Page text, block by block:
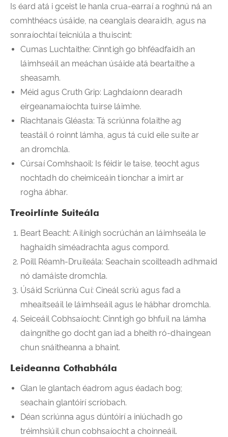
Is éard atá i gceist le hanla crua-earraí a roghnú ná an
comhthéacs úsáide, na ceanglais dearaidh, agus na
sonraíochtaí teicniúla a thuiscint:
Cumas Luchtaithe: Cinntigh go bhféadfaidh an
láimhseáil an meáchan úsáide atá beartaithe a
sheasamh.
Méid agus Cruth Grip: Laghdaíonn dearadh
eirgeanamaíochta tuirse láimhe.
Riachtanais Gléasta: Tá scriúnna folaithe ag
teastáil ó roinnt lámha, agus tá cuid eile suite ar
an dromchla.
Cúrsaí Comhshaoil: Is féidir le taise, teocht agus
nochtadh do cheimiceáin tionchar a imirt ar
rogha ábhar.
Treoirlínte Suiteála
Beart Beacht: Ailínigh socrúchán an láimhseála le
haghaidh siméadrachta agus compord.
Poill Réamh-Druileála: Seachain scoilteadh adhmaid
nó damáiste dromchla.
Úsáid Scriúnna Cuí: Cineál scriú agus fad a
mheaitseáil le láimhseáil agus le hábhar dromchla.
Seiceáil Cobhsaíocht: Cinntigh go bhfuil na lámha
daingnithe go docht gan iad a bheith ró-dhaingean
chun snáitheanna a bhaint.
Leideanna Cothabhála
Glan le glantach éadrom agus éadach bog;
seachain glantóirí scríobach.
Déan scriúnna agus dúntóirí a iniúchadh go
tréimhsiúil chun cobhsaíocht a choinneáil.